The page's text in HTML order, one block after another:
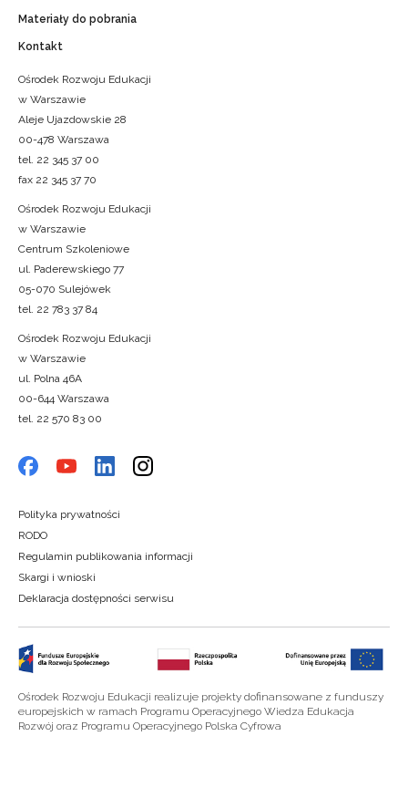
Materiały do pobrania
Kontakt
Ośrodek Rozwoju Edukacji
w Warszawie
Aleje Ujazdowskie 28
00-478 Warszawa
tel. 22 345 37 00
fax 22 345 37 70
Ośrodek Rozwoju Edukacji
w Warszawie
Centrum Szkoleniowe
ul. Paderewskiego 77
05-070 Sulejówek
tel. 22 783 37 84
Ośrodek Rozwoju Edukacji
w Warszawie
ul. Polna 46A
00-644 Warszawa
tel. 22 570 83 00
Polityka prywatności
RODO
Regulamin publikowania informacji
Skargi i wnioski
Deklaracja dostępności serwisu
Ośrodek Rozwoju Edukacji realizuje projekty dofinansowane z funduszy
europejskich w ramach Programu Operacyjnego Wiedza Edukacja
Rozwój oraz Programu Operacyjnego Polska Cyfrowa